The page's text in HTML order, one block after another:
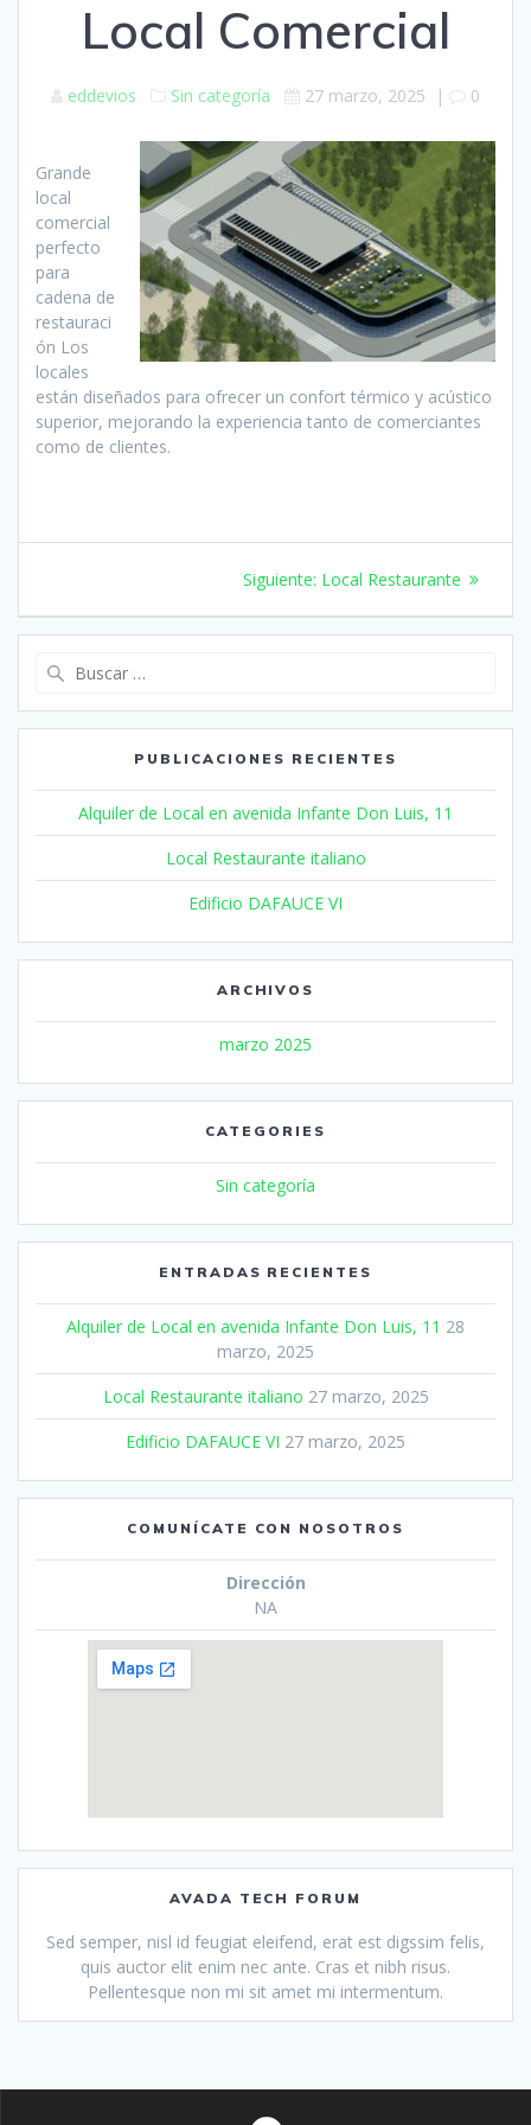
Local Comercial
eddevios Sin categoría 27 marzo, 2025 | 0
Grande
local
comercial
perfecto
para
cadena de
restauraci
ón Los
locales
están diseñados para ofrecer un confort térmico y acústico
superior, mejorando la experiencia tanto de comerciantes
como de clientes.
de
entradas
Siguiente: Siguiente
Local Restaurante
PUBLICACIONES RECIENTES
Alquiler de Local en avenida Infante Don Luis, 11
Local Restaurante italiano
Edificio DAFAUCE VI
ARCHIVOS
marzo 2025
CATEGORIES
Sin categoría
ENTRADAS RECIENTES
Alquiler de Local en avenida Infante Don Luis, 11 28
marzo, 2025
Local Restaurante italiano 27 marzo, 2025
Edificio DAFAUCE VI 27 marzo, 2025
COMUNÍCATE CON NOSOTROS
Dirección
NA
AVADA TECH FORUM
Sed semper, nisl id feugiat eleifend, erat est digssim felis,
quis auctor elit enim nec ante. Cras et nibh risus.
Pellentesque non mi sit amet mi intermentum.